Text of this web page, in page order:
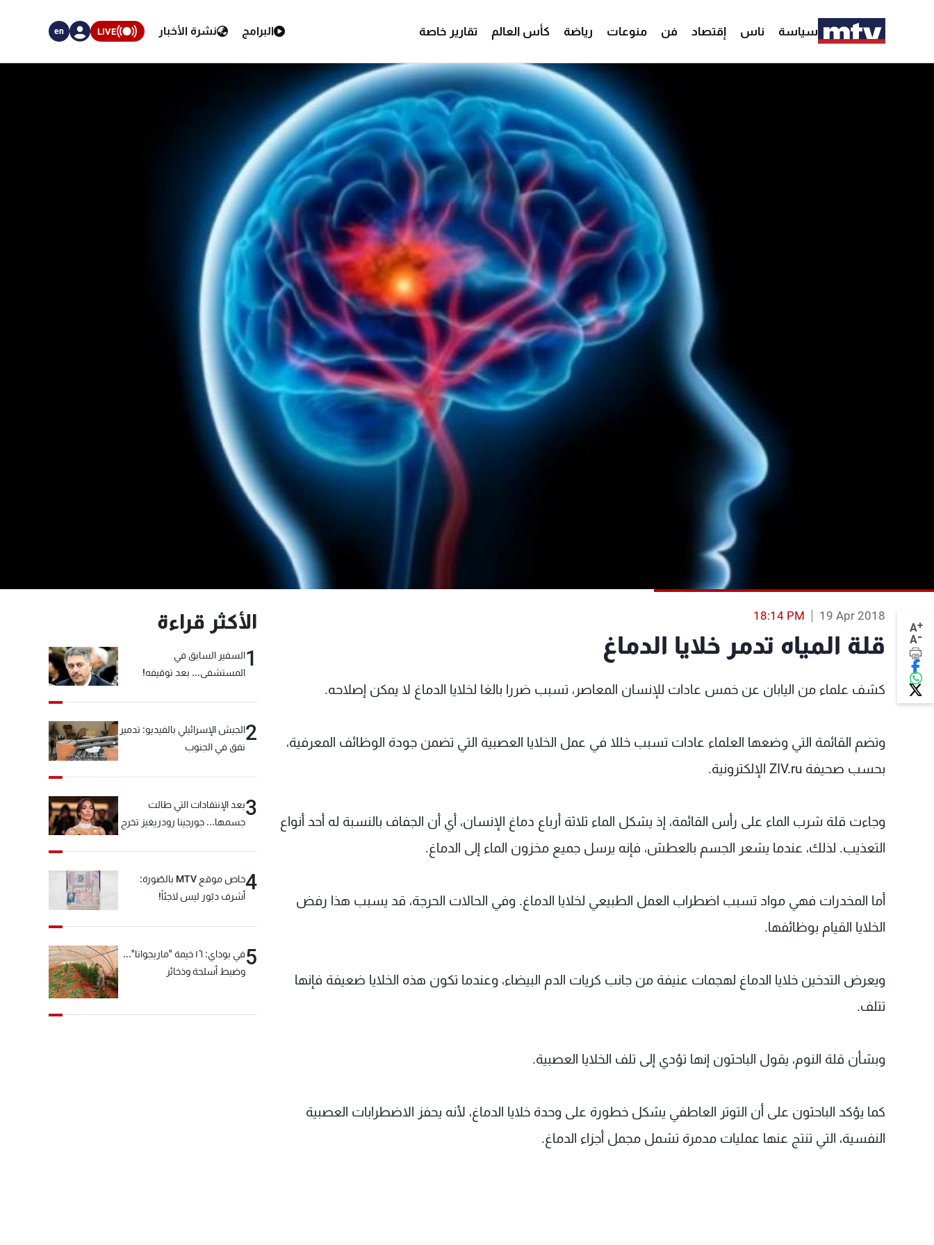
سياسة ناس إقتصاد فن منوعات رياضة كأس العالم تقارير خاصة البرامج نشرة الأخبار LIVE
en
A+
A-
19 Apr 2018
18:14 PM
قلة المياه تدمر خلايا الدماغ
كشف علماء من اليابان عن خمس عادات للإنسان المعاصر، تسبب ضررا بالغا لخلايا الدماغ لا يمكن إصلاحه.
وتضم القائمة التي وضعها العلماء عادات تسبب خللا في عمل الخلايا العصبية التي تضمن جودة الوظائف المعرفية،
بحسب صحيفة ZIV.ru الإلكترونية.
وجاءت قلة شرب الماء على رأس القائمة، إذ يشكل الماء ثلاثة أرباع دماغ الإنسان، أي أن الجفاف بالنسبة له أحد أنواع
التعذيب. لذلك، عندما يشعر الجسم بالعطش، فإنه يرسل جميع مخزون الماء إلى الدماغ.
أما المخدرات فهي مواد تسبب اضطراب العمل الطبيعي لخلايا الدماغ. وفي الحالات الحرجة، قد يسبب هذا رفض
الخلايا القيام بوظائفها.
ويعرض التدخين خلايا الدماغ لهجمات عنيفة من جانب كريات الدم البيضاء، وعندما تكون هذه الخلايا ضعيفة فإنها
تتلف.
وبشأن قلة النوم، يقول الباحثون إنها تؤدي إلى تلف الخلايا العصبية.
كما يؤكد الباحثون على أن التوتر العاطفي يشكل خطورة على وحدة خلايا الدماغ، لأنه يحفز الاضطرابات العصبية
النفسية، التي تنتج عنها عمليات مدمرة تشمل مجمل أجزاء الدماغ.
الأكثر قراءة
1السفير السابق في
المستشفى... بعد توقيفه!
2الجيش الإسرائيلي بالفيديو: تدمير
نفق في الجنوب
3بعد الإنتقادات التي طالت
جسمها... جورجينا رودريغيز تخرج
4
خاص موقع MTV بالصّورة:
أشرف دبّور ليس لاجئاً!
5
في بوداي: ١٦ خيمة "ماريجوانا"...
وضبط أسلحة وذخائر